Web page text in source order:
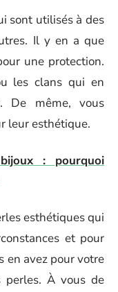
sont utilisés à des
Il y en a que
une protection.
les clans qui en
De même, vous
leur esthétique.
: pourquoi
esthétiques qui
et pour
en avez pour votre
perles. À vous de